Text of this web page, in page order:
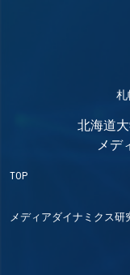
札
北海道
メデ
TOP
メディアダイナミクス研